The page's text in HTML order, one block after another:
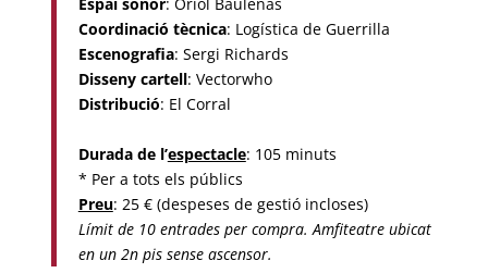
Coordinació tècnica: Logística de Guerrilla
Escenografia: Sergi Richards
Disseny cartell: Vectorwho
Distribució: El Corral
Durada de l’espectacle: 105 minuts
* Per a tots els públics
Preu: 25 € (despeses de gestió incloses)
Límit de 10 entrades per compra. Amfiteatre ubicat
en un 2n pis sense ascensor.